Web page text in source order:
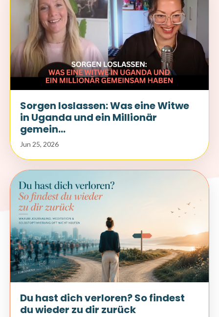
Sorgen loslassen: Was eine Witwe
in Uganda und ein Millionär
gemein...
Jun 25, 2026
Du hast dich verloren? So findest
du wieder zu dir zurück